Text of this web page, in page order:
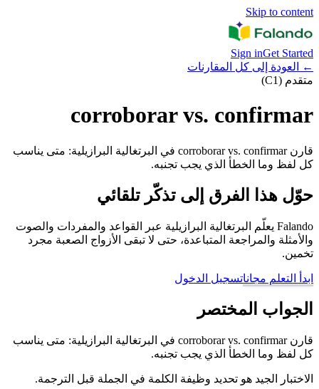
Skip to content
Sign inGet Started
←
العودة إلى كل المقارنات
متقدم (C1)
corroborar vs. confirmar
قارن corroborar vs. confirmar في البرتغالية البرازيلية: متى يناسب
كل لفظ وما الخطأ الذي يجب تجنبه.
حوّل هذا الفرق إلى تذكّر تلقائي
Falando يعلّم البرتغالية البرازيلية عبر القواعد والمفردات والصوت
والأمثلة والمراجعة المتباعدة، حتى لا تبقى الأزواج الصعبة مجرد
تخمين.
ابدأ التعلم مجاناتسجيل الدخول
الجواب المختصر
قارن corroborar vs. confirmar في البرتغالية البرازيلية: متى يناسب
كل لفظ وما الخطأ الذي يجب تجنبه.
الاختبار الجيد هو تحديد وظيفة الكلمة في الجملة قبل الترجمة.